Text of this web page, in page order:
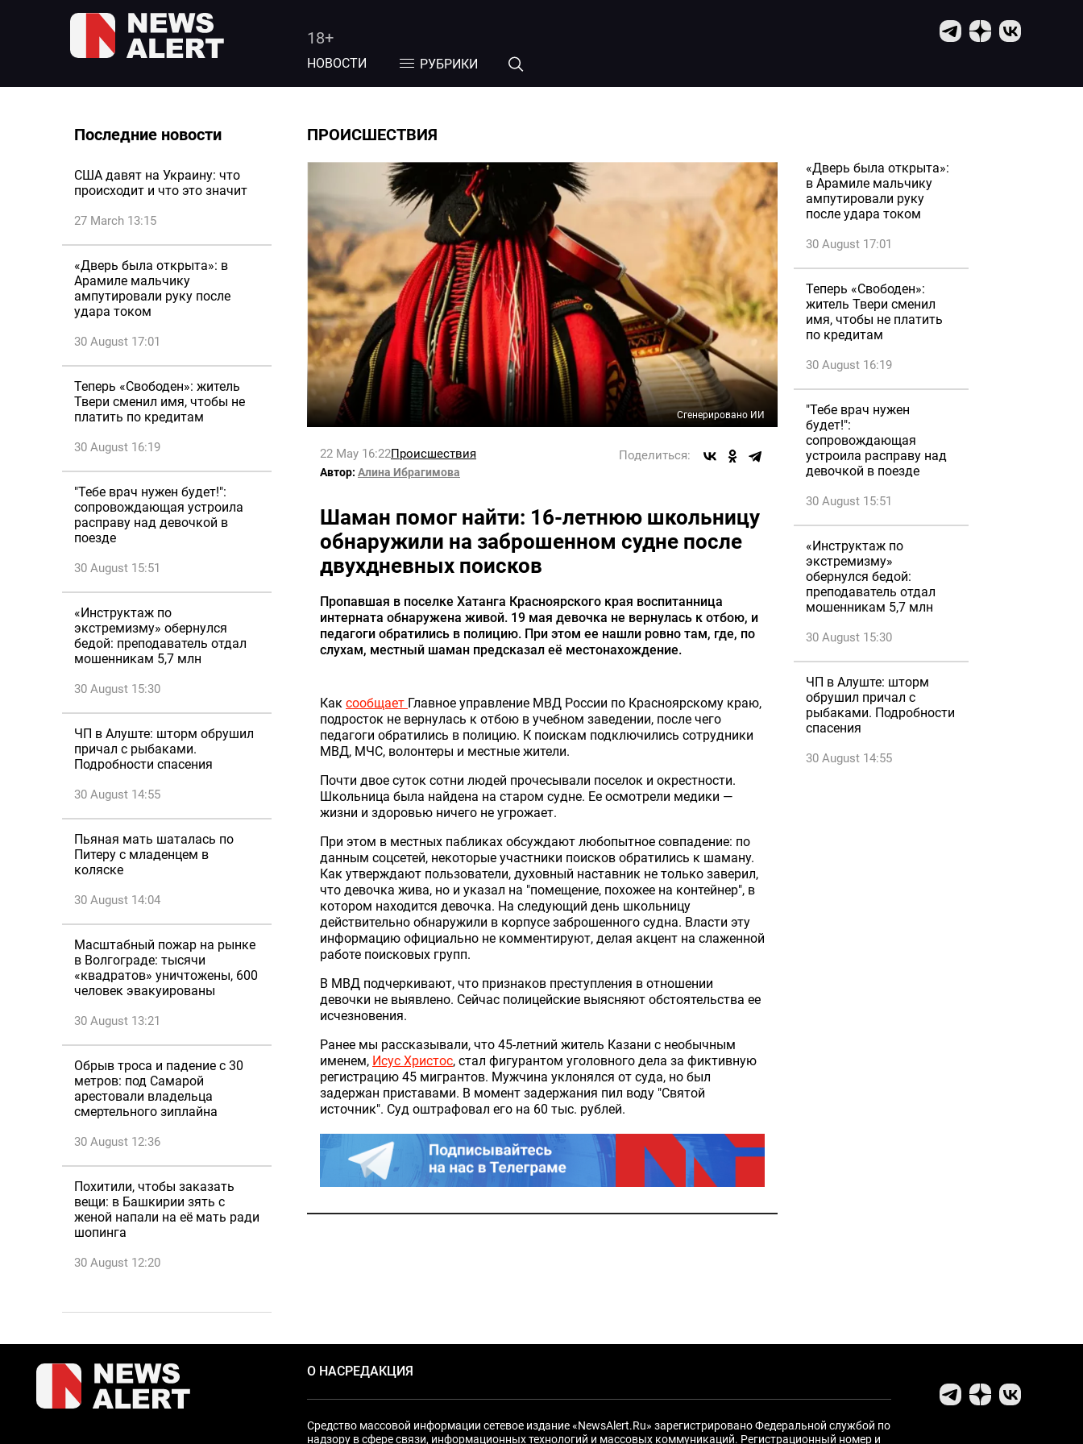
18+
НОВОСТИ РУБРИКИ
Последние новости
США давят на Украину: что
происходит и что это значит
27 March 13:15
«Дверь была открыта»: в
Арамиле мальчику
ампутировали руку после
удара током
30 August 17:01
Теперь «Свободен»: житель
Твери сменил имя, чтобы не
платить по кредитам
30 August 16:19
"Тебе врач нужен будет!":
сопровождающая устроила
расправу над девочкой в
поезде
30 August 15:51
«Инструктаж по
экстремизму» обернулся
бедой: преподаватель отдал
мошенникам 5,7 млн
30 August 15:30
ЧП в Алуште: шторм обрушил
причал с рыбаками.
Подробности спасения
30 August 14:55
Пьяная мать шаталась по
Питеру с младенцем в
коляске
30 August 14:04
Масштабный пожар на рынке
в Волгограде: тысячи
«квадратов» уничтожены, 600
человек эвакуированы
30 August 13:21
Обрыв троса и падение с 30
метров: под Самарой
арестовали владельца
смертельного зиплайна
30 August 12:36
Похитили, чтобы заказать
вещи: в Башкирии зять с
женой напали на её мать ради
шопинга
30 August 12:20
ПРОИСШЕСТВИЯ
Сгенерировано ИИ
22 May 16:22Происшествия Поделиться:
Автор: Алина Ибрагимова
Шаман помог найти: 16-летнюю школьницу
обнаружили на заброшенном судне после
двухдневных поисков
Пропавшая в поселке Хатанга Красноярского края воспитанница
интерната обнаружена живой. 19 мая девочка не вернулась к отбою, и
педагоги обратились в полицию. При этом ее нашли ровно там, где, по
слухам, местный шаман предсказал её местонахождение.
Как сообщает Главное управление МВД России по Красноярскому краю,
подросток не вернулась к отбою в учебном заведении, после чего
педагоги обратились в полицию. К поискам подключились сотрудники
МВД, МЧС, волонтеры и местные жители.
Почти двое суток сотни людей прочесывали поселок и окрестности.
Школьница была найдена на старом судне. Ее осмотрели медики —
жизни и здоровью ничего не угрожает.
При этом в местных пабликах обсуждают любопытное совпадение: по
данным соцсетей, некоторые участники поисков обратились к шаману.
Как утверждают пользователи, духовный наставник не только заверил,
что девочка жива, но и указал на "помещение, похожее на контейнер", в
котором находится девочка. На следующий день школьницу
действительно обнаружили в корпусе заброшенного судна. Власти эту
информацию официально не комментируют, делая акцент на слаженной
работе поисковых групп.
В МВД подчеркивают, что признаков преступления в отношении
девочки не выявлено. Сейчас полицейские выясняют обстоятельства ее
исчезновения.
Ранее мы рассказывали, что 45-летний житель Казани с необычным
именем, Исус Христос, стал фигурантом уголовного дела за фиктивную
регистрацию 45 мигрантов. Мужчина уклонялся от суда, но был
задержан приставами. В момент задержания пил воду "Святой
источник". Суд оштрафовал его на 60 тыс. рублей.
«Дверь была открыта»:
в Арамиле мальчику
ампутировали руку
после удара током
30 August 17:01
Теперь «Свободен»:
житель Твери сменил
имя, чтобы не платить
по кредитам
30 August 16:19
"Тебе врач нужен
будет!":
сопровождающая
устроила расправу над
девочкой в поезде
30 August 15:51
«Инструктаж по
экстремизму»
обернулся бедой:
преподаватель отдал
мошенникам 5,7 млн
30 August 15:30
ЧП в Алуште: шторм
обрушил причал с
рыбаками. Подробности
спасения
30 August 14:55
О НАСРЕДАКЦИЯ
Средство массовой информации сетевое издание «NewsAlert.Ru» зарегистрировано Федеральной службой по
надзору в сфере связи, информационных технологий и массовых коммуникаций. Регистрационный номер и